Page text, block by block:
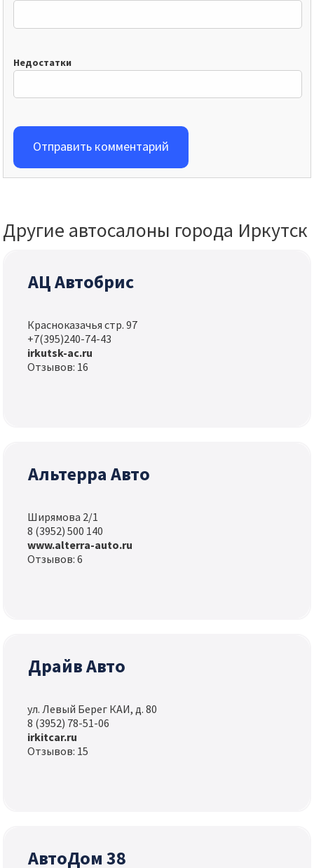
Недостатки
Отправить комментарий
Другие автосалоны города Иркутск
АЦ Автобрис
Красноказачья стр. 97
+7(395)240-74-43
irkutsk-ac.ru
Отзывов: 16
Альтерра Авто
Ширямова 2/1
8 (3952) 500 140
www.alterra-auto.ru
Отзывов: 6
Драйв Авто
ул. Левый Берег КАИ, д. 80
8 (3952) 78-51-06
irkitcar.ru
Отзывов: 15
АвтоДом 38